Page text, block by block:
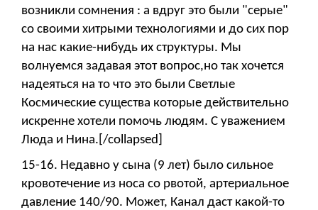
возникли сомнения : а вдруг это были "серые"
со своими хитрыми технологиями и до сих пор
на нас какие-нибудь их структуры. Мы
волнуемся задавая этот вопрос,но так хочется
надеяться на то что это были Светлые
Космические существа которые действительно
искренне хотели помочь людям. С уважением
Люда и Нина.[/collapsed]
15-16. Недавно у сына (9 лет) было сильное
кровотечение из носа со рвотой, артериальное
давление 140/90. Может, Канал даст какой-то